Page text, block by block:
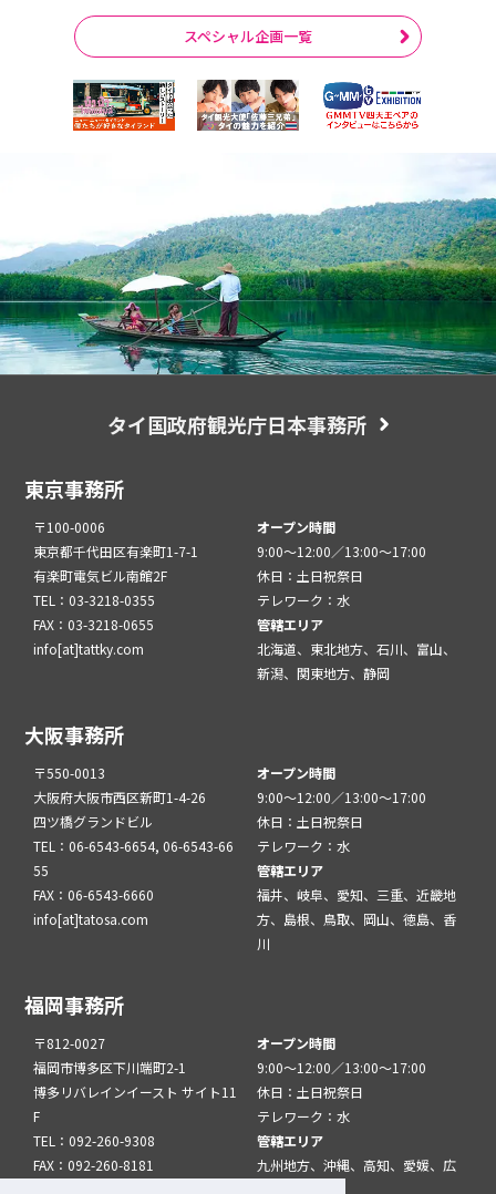
スペシャル企画一覧
タイ国政府観光庁日本事務所
東京事務所
〒100-0006
東京都千代田区有楽町1-7-1
有楽町電気ビル南館2F
TEL：03-3218-0355
FAX：03-3218-0655
info[at]tattky.com
オープン時間
9:00～12:00／13:00～17:00
休日：土日祝祭日
テレワーク：水
管轄エリア
北海道、東北地方、石川、富山、
新潟、関東地方、静岡
大阪事務所
〒550-0013
大阪府大阪市西区新町1-4-26
四ツ橋グランドビル
TEL：06-6543-6654, 06-6543-66
55
FAX：06-6543-6660
info[at]tatosa.com
オープン時間
9:00～12:00／13:00～17:00
休日：土日祝祭日
テレワーク：水
管轄エリア
福井、岐阜、愛知、三重、近畿地
方、島根、鳥取、岡山、徳島、香
川
福岡事務所
〒812-0027
福岡市博多区下川端町2-1
博多リバレインイースト サイト11
F
TEL：092-260-9308
FAX：092-260-8181
オープン時間
9:00～12:00／13:00～17:00
休日：土日祝祭日
テレワーク：水
管轄エリア
九州地方、沖縄、高知、愛媛、広